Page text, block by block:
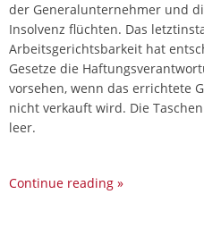
der Generalunternehmer und
Insolvenz flüchten. Das
Arbeitsgerichtsbarkeit hat
Gesetze die
vorsehen, wenn das errichtete
nicht verkauft wird. Die
leer.
Continue reading »